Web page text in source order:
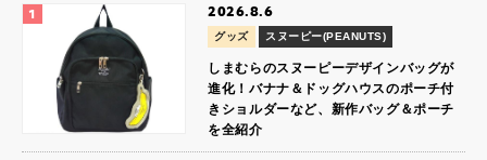
2026.8.6
グッズ スヌーピー(PEANUTS)
しまむらのスヌーピーデザインバッグが
進化！バナナ＆ドッグハウスのポーチ付
きショルダーなど、新作バッグ＆ポーチ
を全紹介